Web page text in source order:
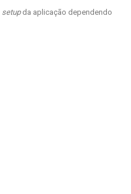
setupda aplicação dependendo